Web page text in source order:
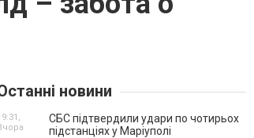
новини
СБС підтвердили удари по чотирьох
підстанціях у Маріуполі